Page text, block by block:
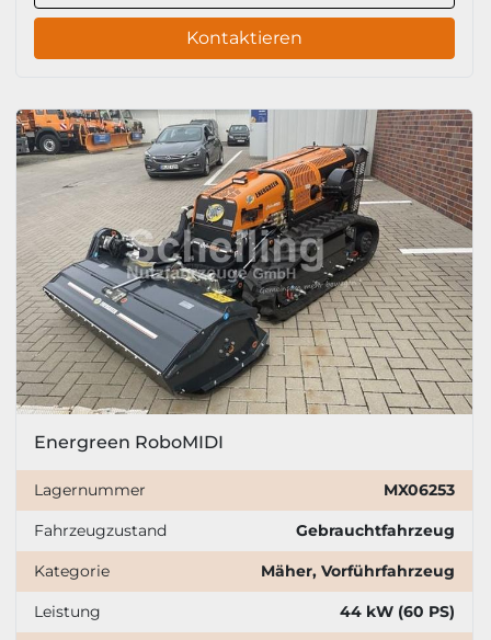
Kontaktieren
Energreen RoboMIDI
Lagernummer MX06253
Fahrzeugzustand Gebrauchtfahrzeug
Kategorie Mäher, Vorführfahrzeug
Leistung 44 kW (60 PS)